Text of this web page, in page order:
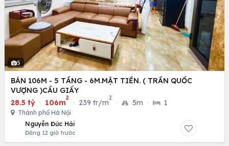
5
BÁN 106M - 5 TẦNG - 6M.MẶT TIỀN. ( TRẦN QUỐC
VƯỢNG )CẦU GIẤY
28.5 tỷ · 106m
2
· 239 tr/m
2
· 5m · 1
Thành phố Hà Nội
Nguyễn Đức Hải
Đăng 12 giờ trước